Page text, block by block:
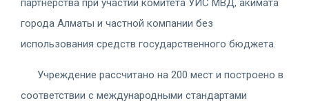
партнерства при участии комитета УИС МВД, акимата
города Алматы и частной компании без
использования средств государственного бюджета.
Учреждение рассчитано на 200 мест и построено в
соответствии с международными стандартами